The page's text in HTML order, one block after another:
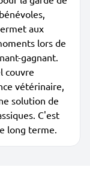
aux
lors de
gagnant.
couvre
vétérinaire,
solution de
C'est
long terme.